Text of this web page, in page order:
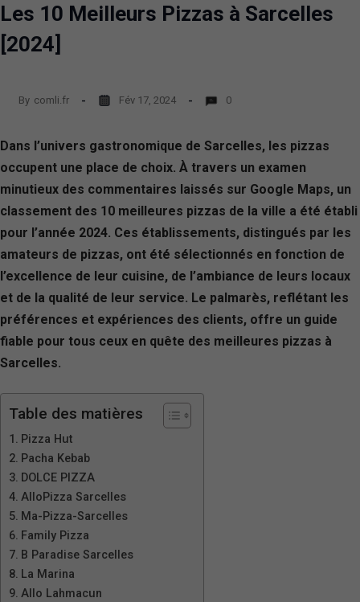
Les 10 Meilleurs Pizzas à Sarcelles
[2024]
By comli.fr Fév 17, 2024 0
Dans l’univers gastronomique de Sarcelles, les pizzas
occupent une place de choix. À travers un examen
minutieux des commentaires laissés sur Google Maps, un
classement des 10 meilleures pizzas de la ville a été établi
pour l’année 2024. Ces établissements, distingués par les
amateurs de pizzas, ont été sélectionnés en fonction de
l’excellence de leur cuisine, de l’ambiance de leurs locaux
et de la qualité de leur service. Le palmarès, reflétant les
préférences et expériences des clients, offre un guide
fiable pour tous ceux en quête des meilleures pizzas à
Sarcelles.
Table des matières
Pizza Hut
Pacha Kebab
DOLCE PIZZA
AlloPizza Sarcelles
Ma-Pizza-Sarcelles
Family Pizza
B Paradise Sarcelles
La Marina
Allo Lahmacun